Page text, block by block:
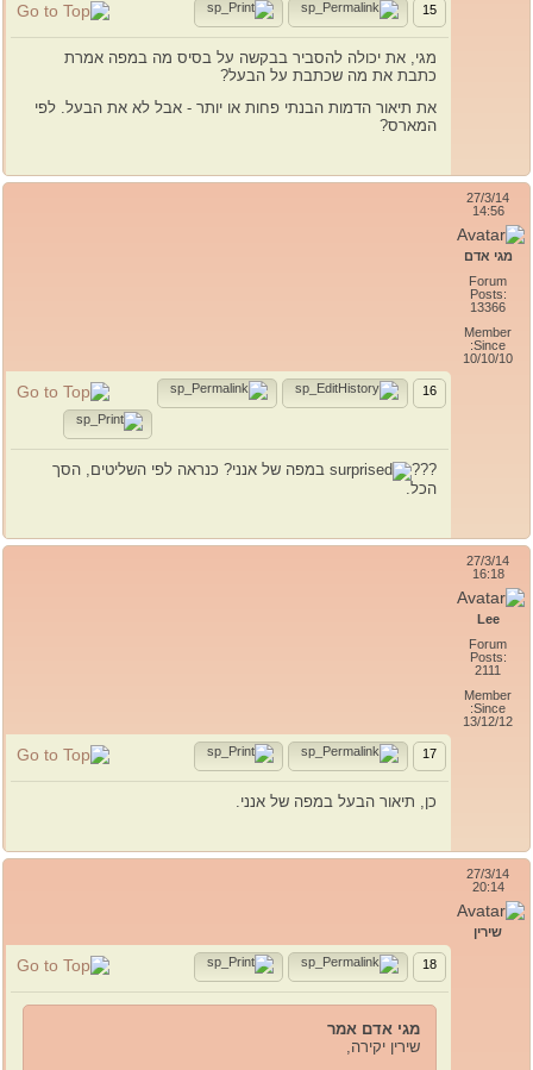
15
מגי, את יכולה להסביר בבקשה על בסיס מה במפה אמרת
כתבת את מה שכתבת על הבעל?
את תיאור הדמות הבנתי פחות או יותר - אבל לא את הבעל. לפי
המארס?
27/3/14
14:56
מגי אדם
Forum
Posts:
13366
Member
Since:
10/10/10
16
???
במפה של אנני? כנראה לפי השליטים, הסך
הכל.
27/3/14
16:18
Lee
Forum
Posts:
2111
Member
Since:
13/12/12
17
כן, תיאור הבעל במפה של אנני.
27/3/14
20:14
שירין
18
מגי אדם אמר
שירין יקירה,